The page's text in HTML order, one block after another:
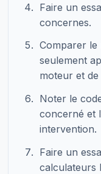
Faire un
concernes.
Comparer
seulement
moteur et de
Noter le
concerné et
intervention.
Faire un
calculateurs